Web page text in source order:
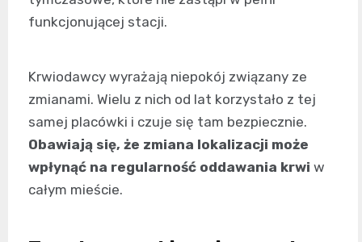
funkcjonującej stacji.
Krwiodawcy wyrażają niepokój związany ze
zmianami. Wielu z nich od lat korzystało z tej
samej placówki i czuje się tam bezpiecznie.
Obawiają się, że zmiana lokalizacji może
wpłynąć na regularność oddawania krwi w
całym mieście.